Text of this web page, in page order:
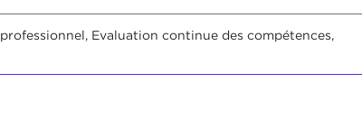
Evaluation continue des compétences,